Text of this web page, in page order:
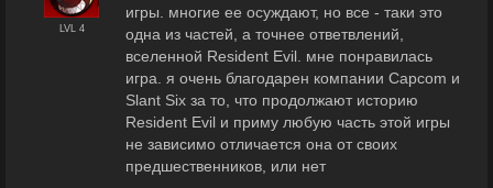
LVL 4
игры. многие ее осуждают, но все - таки это
одна из частей, а точнее ответвлений,
вселенной Resident Evil. мне понравилась
игра. я очень благодарен компании Capcom и
Slant Six за то, что продолжают историю
Resident Evil и приму любую часть этой игры
не зависимо отличается она от своих
предшественников, или нет